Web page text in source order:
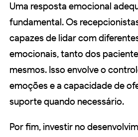
Uma resposta emocional
fundamental. Os
capazes de lidar com
emocionais, tanto dos
mesmos. Isso envolve o
emoções e a capacidade de
suporte quando necessário.
Por fim, investir no